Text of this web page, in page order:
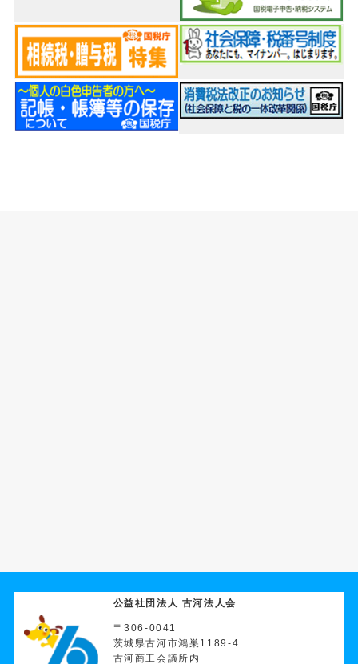
公益社団法人 古河法人会
〒306-0041
茨城県古河市鴻巣1189-4
古河商工会議所内